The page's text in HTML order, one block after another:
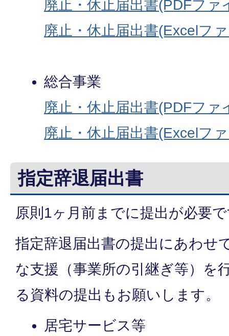
廃止・休止届出書(PDFファ
廃止・休止届出書(Excelフ
総合事業
廃止・休止届出書(PDFファ
廃止・休止届出書(Excelフ
指定辞退届出書
原則1ヶ月前までに提出が必要
指定辞退届出書の提出にあわせ
な支援（事業所の引継ぎ等）を
る資料の提出もお願いします。
居宅サービス等